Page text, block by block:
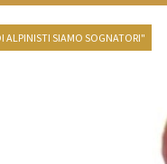
ALPINISTI SIAMO SOGNATORI"